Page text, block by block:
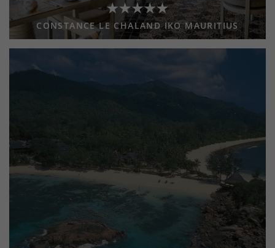
CONSTANCE LE CHALAND IKO MAURITIUS